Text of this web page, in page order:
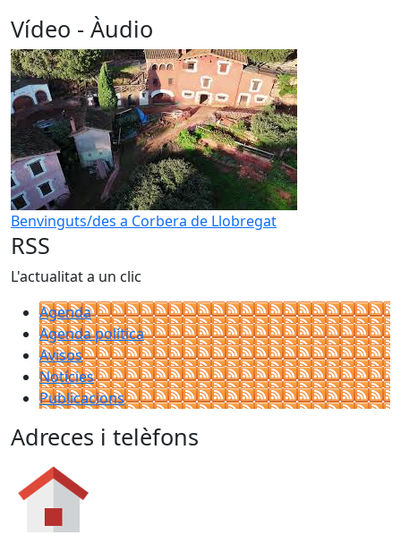
Vídeo - Àudio
Benvinguts/des a Corbera de Llobregat
RSS
L'actualitat a un clic
Agenda
Agenda política
Avisos
Notícies
Publicacions
Adreces i telèfons